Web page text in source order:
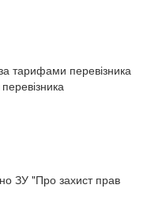
тарифами перевізника
ЗУ "Про захист прав